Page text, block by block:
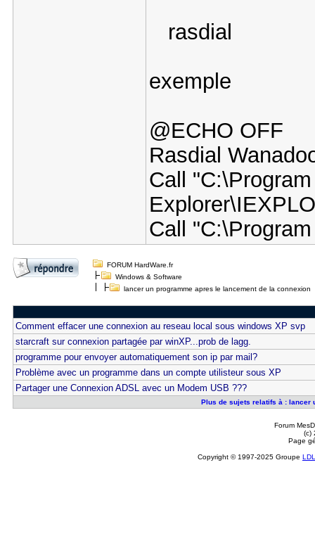
rasdial
exemple
@ECHO OFF
Rasdial
Call
Call
FORUM HardWare.fr
Windows & Software
lancer un programme apres le lancement de la connexion
Comment effacer une connexion au reseau local sous windows XP svp
starcraft sur connexion partagée par winXP...prob de lagg.
programme pour envoyer automatiquement son ip par mail?
Problème avec un programme dans un compte utilisteur sous XP
Partager une Connexion ADSL avec un Modem USB ???
Plus de sujets relatifs à : lancer
Forum
(c)
Page
Copyright © 1997-2025 Groupe